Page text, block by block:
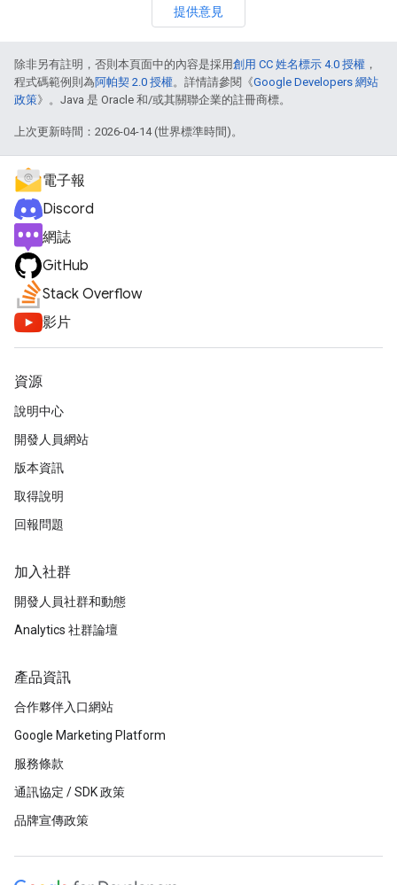
提供意見
除非另有註明，否則本頁面中的內容是採用創用 CC 姓名標示 4.0 授權 ，
程式碼範例則為阿帕契 2.0 授權。詳情請參閱《Google Developers 網站
政策》。Java 是 Oracle 和/或其關聯企業的註冊商標。
上次更新時間：2026-04-14 (世界標準時間)。
電子報
Discord
網誌
GitHub
Stack Overflow
影片
資源
說明中心
開發人員網站
版本資訊
取得說明
回報問題
加入社群
開發人員社群和動態
Analytics 社群論壇
產品資訊
合作夥伴入口網站
Google Marketing Platform
服務條款
通訊協定 / SDK 政策
品牌宣傳政策